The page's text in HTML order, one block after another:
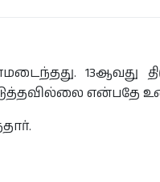
13ஆவது
என்பதே